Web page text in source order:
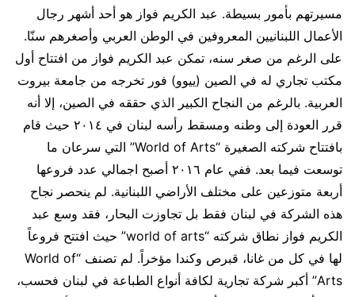
مسيرتهم بأمور بسيطة. عبد الكريم فواز هو أحد أشهر رجال
الأعمال اللبنانيين المعروفين في الوطن العربي وأصغرهم سنّا.
على الرغم من صغر سنه، تمكن عبد الكريم فواز من افتتاح أول
مكتب تجاري له في الصين (ييوو) فور تخرجه من جامعة بيروت
العربية. بالرغم من النجاح الكبير الذي حققه في الصين، إلا أنه
قرر العودة إلى وطنه ومسقط رأسه لبنان في ٢٠١٤ حيث قام
بافتتاح شركته الصغيرة “World of Arts” التي سرعان ما
توسعت فيما بعد. ففي عام ٢٠١٦ أصبح اجمالي عدد فروعها
أربعة متوزعين على مختلف الأراضي اللبنانية. لم ينحصر نجاح
هذه الشركة في لبنان فقط بل تجاوزت البحار، فقد وسع عبد
الكريم فواز نطاق شركته “world of arts” حيث افتتح فروعاً
لها في كل من غانا، قبرص وكندا مؤخراً. لم تصنف “World of
Arts” أكبر شركة تجارية لكافة أنواع الطباعة في لبنان فحسب،